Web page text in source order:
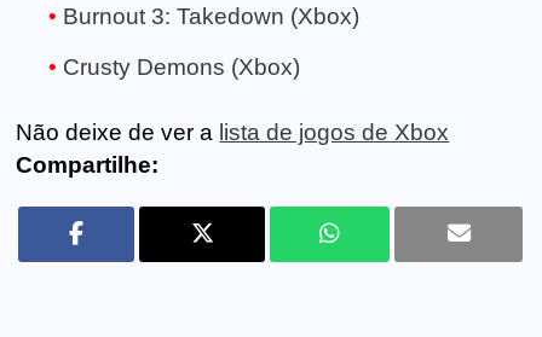
Burnout 3: Takedown (Xbox)
Crusty Demons (Xbox)
Não deixe de ver a lista de jogos de Xbox
Compartilhe: